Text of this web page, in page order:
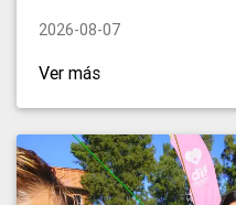
2026-08-07
Ver más